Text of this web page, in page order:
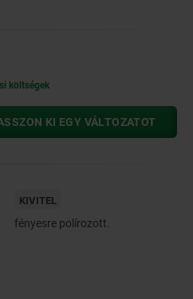
költségek
KI EGY VÁLTOZATOT
KIVITEL
fényesre polírozott.